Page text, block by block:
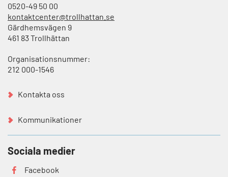
0520-49 50 00
kontaktcenter@trollhattan.se
Gärdhemsvägen 9
461 83 Trollhättan
Organisationsnummer:
212 000-1546
Kontakta oss
Kommunikationer
Sociala medier
Facebook